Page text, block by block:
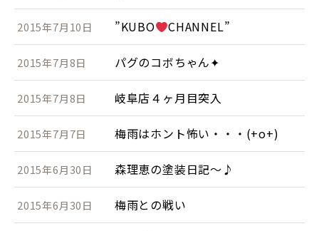
2015年7月10日 ”KUBO CHANNEL”
2015年7月8日 パグのコボちゃん✦
2015年7月8日 岐阜店４ヶ月目突入
2015年7月7日 梅雨はホント怖い・・・(+o+)
2015年6月30日 森理恵の塗装日記～♪
2015年6月30日 梅雨との戦い